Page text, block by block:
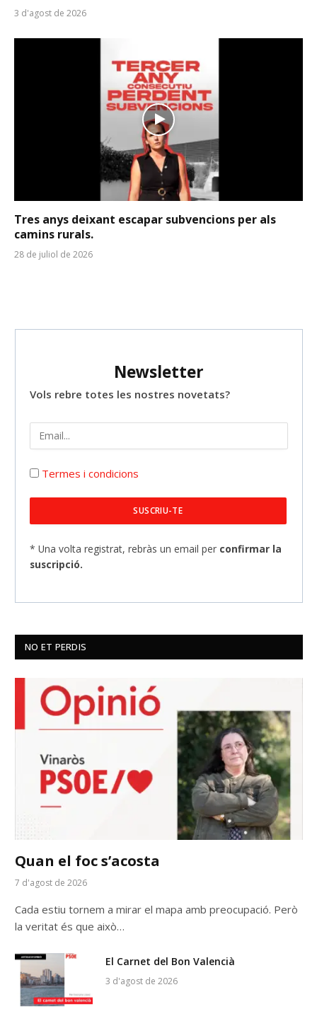
3 d'agost de 2026
Tres anys deixant escapar subvencions per als
camins rurals.
28 de juliol de 2026
Newsletter
Vols rebre totes les nostres novetats?
Termes i condicions
* Una volta registrat, rebràs un email per confirmar la
suscripció.
NO ET PERDIS
Quan el foc s’acosta
7 d'agost de 2026
Cada estiu tornem a mirar el mapa amb preocupació. Però
la veritat és que això…
El Carnet del Bon Valencià
3 d'agost de 2026